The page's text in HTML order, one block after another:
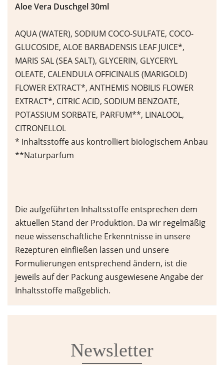
Aloe Vera Duschgel 30ml
AQUA (WATER), SODIUM COCO-SULFATE, COCO-
GLUCOSIDE, ALOE BARBADENSIS LEAF JUICE*,
MARIS SAL (SEA SALT), GLYCERIN, GLYCERYL
OLEATE, CALENDULA OFFICINALIS (MARIGOLD)
FLOWER EXTRACT*, ANTHEMIS NOBILIS FLOWER
EXTRACT*, CITRIC ACID, SODIUM BENZOATE,
POTASSIUM SORBATE, PARFUM**, LINALOOL,
CITRONELLOL
* Inhaltsstoffe aus kontrolliert biologischem Anbau
**Naturparfum
Die aufgeführten Inhaltsstoffe entsprechen dem
aktuellen Stand der Produktion. Da wir regelmäßig
neue wissenschaftliche Erkenntnisse in unsere
Rezepturen einfließen lassen und unsere
Formulierungen entsprechend ändern, ist die
jeweils auf der Packung ausgewiesene Angabe der
Inhaltsstoffe maßgeblich.
Newsletter